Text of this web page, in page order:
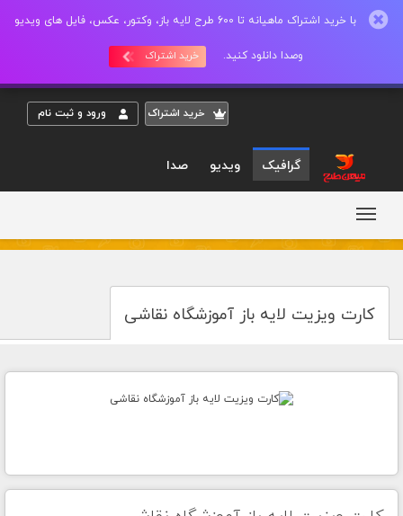
با خرید اشتراک ماهیانه تا 600 طرح لایه باز، وکتور، عکس، فایل های ویدیو
وصدا دانلود کنید. خرید اشتراک
خريد اشتراک ورود و ثبت نام
گرافیک ویدیو صدا
کارت ویزیت لایه باز آموزشگاه نقاشی